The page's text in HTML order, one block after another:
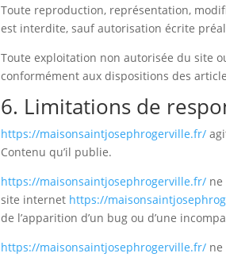
Toute reproduction, représentation,
est interdite, sauf autorisation écrite
Toute exploitation non autorisée du site
conformément aux dispositions des
6. Limitations de
https://maisonsaintjosephrogerville.fr/
Contenu qu’il publie.
https://maisonsaintjosephrogerville.fr/ ne
site internet https://
de l’apparition d’un bug ou d’une
https://maisonsaintjosephrogerville.fr/